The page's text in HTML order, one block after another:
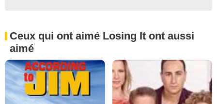
Ceux qui ont aimé Losing It ont aussi
aimé